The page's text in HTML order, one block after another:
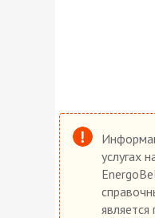
услугах